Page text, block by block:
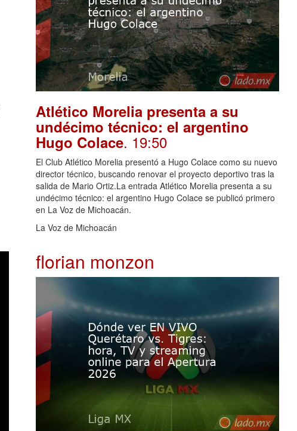
Atlético Morelia presenta a su
undécimo técnico: el argentino
Hugo Colace. 19:50
El Club Atlético Morelia presentó a Hugo Colace como su nuevo
director técnico, buscando renovar el proyecto deportivo tras la
salida de Mario Ortiz.La entrada Atlético Morelia presenta a su
undécimo técnico: el argentino Hugo Colace se publicó primero
en La Voz de Michoacán.
La Voz de Michoacán
florian monzon